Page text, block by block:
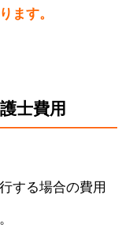
ます。
士費用
する場合の費用